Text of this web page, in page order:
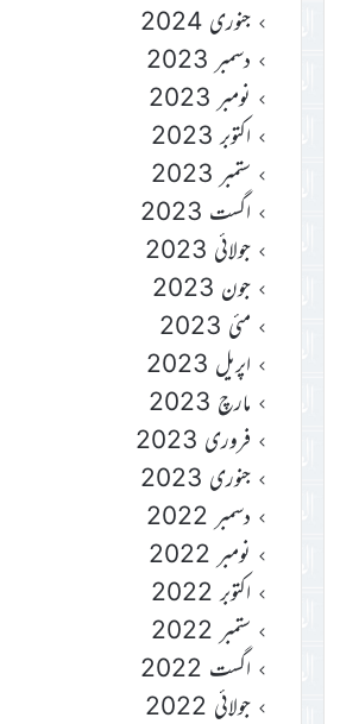
جنوری 2024
دسمبر 2023
نومبر 2023
اکتوبر 2023
ستمبر 2023
اگست 2023
جولائی 2023
جون 2023
مئی 2023
اپریل 2023
مارچ 2023
فروری 2023
جنوری 2023
دسمبر 2022
نومبر 2022
اکتوبر 2022
ستمبر 2022
اگست 2022
جولائی 2022